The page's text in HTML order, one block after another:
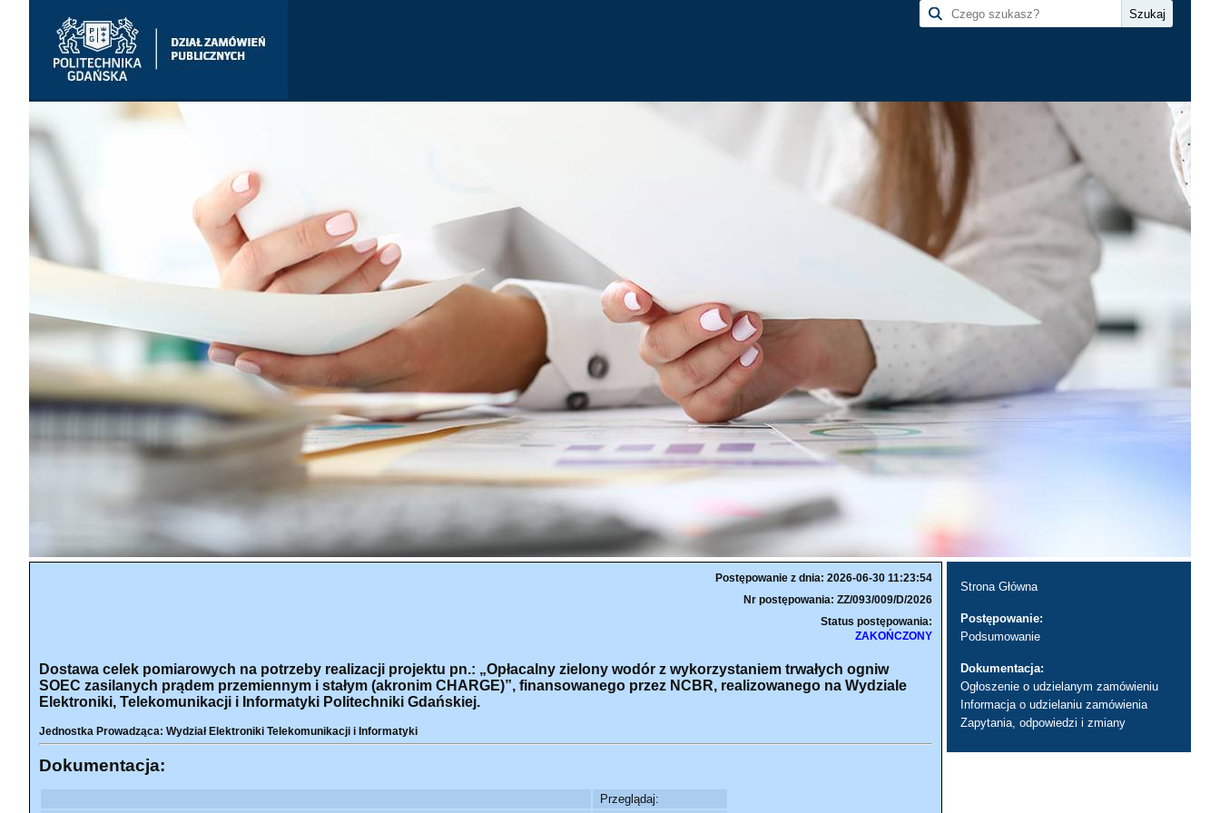
Postępowanie z dnia: 2026-06-30 11:23:54
Nr postępowania: ZZ/093/009/D/2026
Status postępowania:
ZAKOŃCZONY
Dostawa celek pomiarowych na potrzeby realizacji projektu pn.: „Opłacalny zielony wodór z wykorzystaniem trwałych ogniw
SOEC zasilanych prądem przemiennym i stałym (akronim CHARGE)”, finansowanego przez NCBR, realizowanego na Wydziale
Elektroniki, Telekomunikacji i Informatyki Politechniki Gdańskiej.
Jednostka Prowadząca: Wydział Elektroniki Telekomunikacji i Informatyki
Dokumentacja:
Przeglądaj:
Strona Główna
Postępowanie:
Podsumowanie
Dokumentacja:
Ogłoszenie o udzielanym zamówieniu
Informacja o udzielaniu zamówienia
Zapytania, odpowiedzi i zmiany